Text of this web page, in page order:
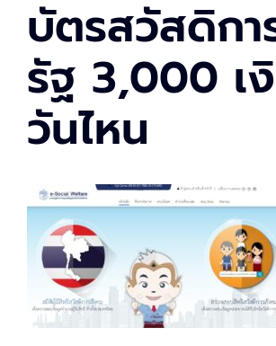
บัตรสวัสดิกา
รัฐ 3,000 เงิ
วันไหน